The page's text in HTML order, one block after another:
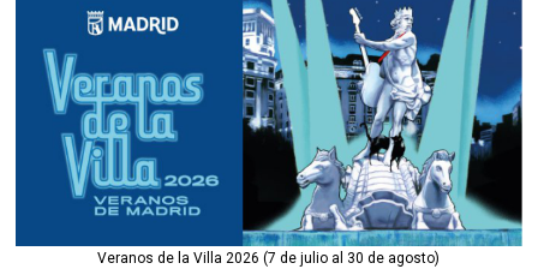
Veranos de la Villa 2026 (7 de julio al 30 de agosto)